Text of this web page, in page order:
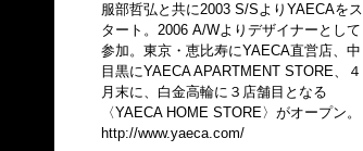
服部哲弘と共に2003 S/SよりYAECAをス
タート。2006 A/Wよりデザイナーとして
参加。東京・恵比寿にYAECA直営店、中
目黒にYAECA APARTMENT STORE、４
月末に、白金高輪に３店舗目となる
〈YAECA HOME STORE〉がオープン。
http://www.yaeca.com/